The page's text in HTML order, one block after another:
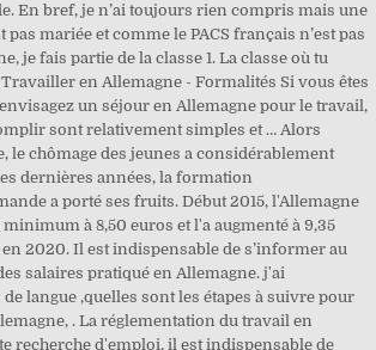
En bref, je n’ai toujours rien compris mais une
pas mariée et comme le PACS français n’est pas
je fais partie de la classe 1. La classe où tu
en Allemagne - Formalités Si vous êtes
un séjour en Allemagne pour le travail,
sont relativement simples et … Alors
le chômage des jeunes a considérablement
dernières années, la formation
a porté ses fruits. Début 2015, l'Allemagne
à 8,50 euros et l'a augmenté à 9,35
2020. Il est indispensable de s’informer au
salaires pratiqué en Allemagne. j'ai
langue ,quelles sont les étapes à suivre pour
. La réglementation du travail en
recherche d'emploi, il est indispensable de